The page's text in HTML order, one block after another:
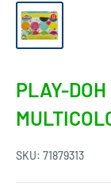
PLAY-
SKU: 71879313